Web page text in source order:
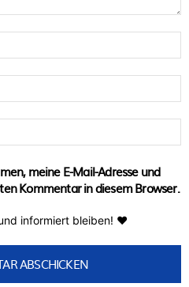
meine E-Mail-Adresse und
Kommentar in diesem Browser.
informiert bleiben! ♥